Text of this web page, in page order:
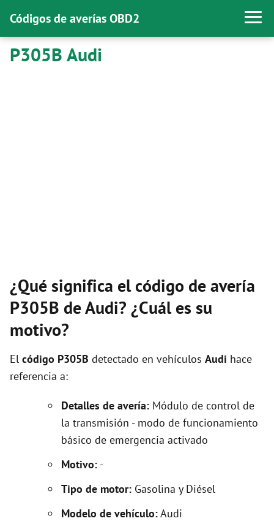
Códigos de averías OBD2
P305B Audi
¿Qué significa el código de avería
P305B de Audi? ¿Cuál es su
motivo?
El código P305B detectado en vehículos Audi hace
referencia a:
Detalles de avería: Módulo de control de
la transmisión - modo de funcionamiento
básico de emergencia activado
Motivo: -
Tipo de motor: Gasolina y Diésel
Modelo de vehículo:Audi